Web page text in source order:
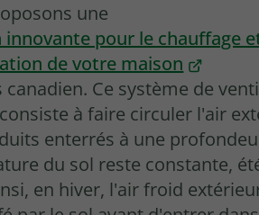
une
pour le chauffage
de votre maison
canadien. Ce système de
à faire circuler l'air
enterrés à une
du sol reste constante,
en hiver, l'air froid